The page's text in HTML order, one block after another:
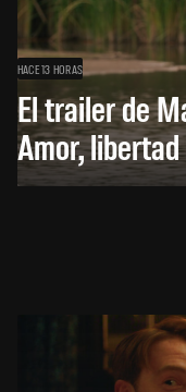
HACE 13 HORAS
El trailer de
Amor,